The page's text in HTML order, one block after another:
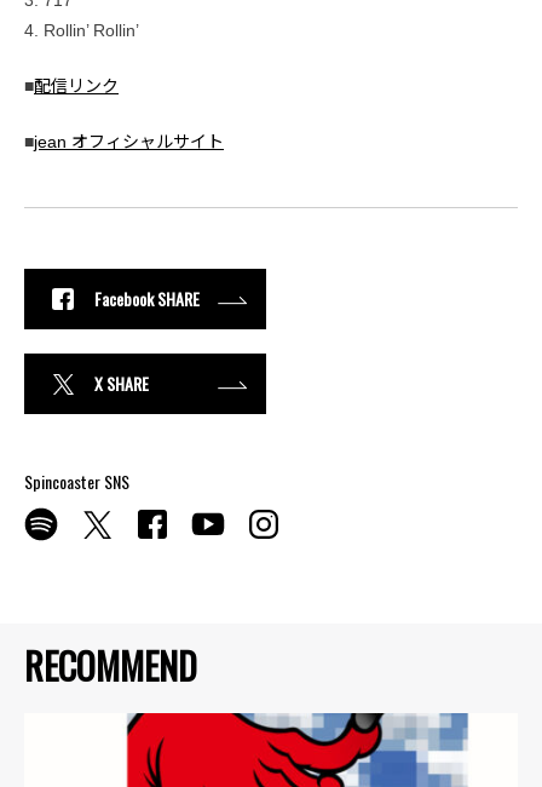
RECOMMEND
4. Rollin’ Rollin’
■配信リンク
■jean オフィシャルサイト
Facebook SHARE
X SHARE
Spincoaster SNS